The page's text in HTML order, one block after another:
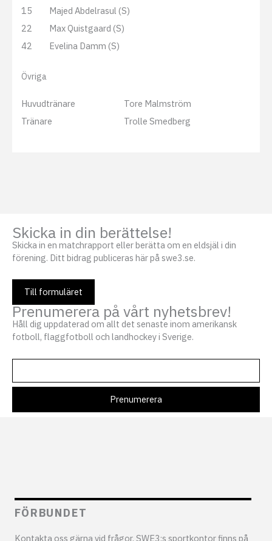
15
Majed Abdelrasul (S)
22
Max Quistgaard (S)
42
Evelina Damm (S)
Övriga
Huvudtränare
Tore Malmström
Tränare
Trolle Smedberg
Skicka in din berättelse!
Skicka in en matchrapport eller berätta om en eldsjäl i din
förening. Ditt bidrag publiceras här på swe3.se.
Till formuläret
Prenumerera på vårt nyhetsbrev!
Håll dig uppdaterad om allt det senaste inom amerikansk
fotboll, flaggfotboll och landhockey i Sverige.
FÖRBUNDET
Kontakta oss gärna vid frågor. SWE3:s sportkontor finns på